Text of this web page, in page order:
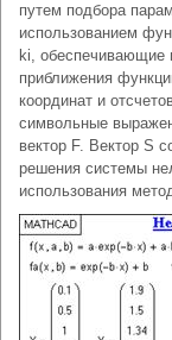
путем подбора
использованием
ki, обеспечивающие
приближения
координат и
символьные
вектор F. Вектор S
решения системы
использования